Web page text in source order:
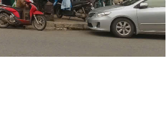
Khách sạn Hoàng Kim
Distance: 250 m